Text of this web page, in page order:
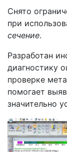
Снято
при
сечение.
Разработан
диагностику
проверке
помогает
значительно